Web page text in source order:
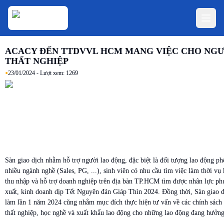
ACACY ĐẾN TTDVVL HCM MANG VIỆC CHO
THẤT NGHIỆP
•23/01/2024 - Lượt xem: 1269
Sàn giao dịch nhằm hỗ trợ người lao động, đặc biệt là đối tượng lao động
nhiều ngành nghề (Sales, PG, ...), sinh viên có nhu cầu tìm việc làm thời vụ
thu nhập và hỗ trợ doanh nghiệp trên địa bàn TP.HCM tìm được nhân lực
xuất, kinh doanh dịp Tết Nguyên đán Giáp Thìn 2024. Đồng thời, Sàn giao
làm lần 1 năm 2024 cũng nhằm mục đích thực hiện tư vấn về các chính sách
thất nghiệp, học nghề và xuất khẩu lao động cho những lao động đang